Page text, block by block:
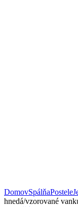
DomovSpálňaPostele
hnedá/vzorované